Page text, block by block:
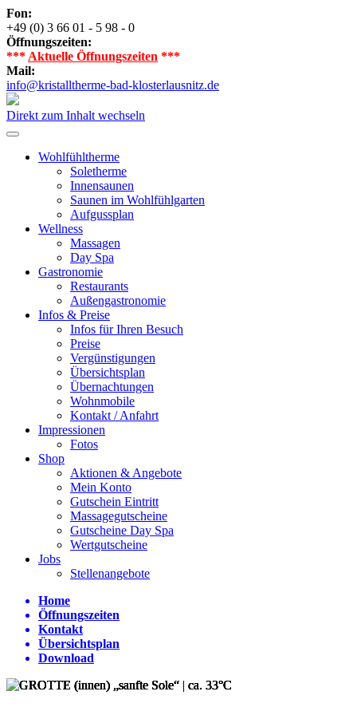
Fon:
+49 (0) 3 66 01 - 5 98 - 0
Öffnungszeiten:
*** Aktuelle Öffnungszeiten ***
Mail:
info@kristalltherme-bad-klosterlausnitz.de
Direkt zum Inhalt wechseln
Wohlfühltherme
Soletherme
Innensaunen
Saunen im Wohlfühlgarten
Aufgussplan
Wellness
Massagen
Day Spa
Gastronomie
Restaurants
Außengastronomie
Infos & Preise
Infos für Ihren Besuch
Preise
Vergünstigungen
Übersichtsplan
Übernachtungen
Wohnmobile
Kontakt / Anfahrt
Impressionen
Fotos
Shop
Aktionen & Angebote
Mein Konto
Gutschein Eintritt
Massagegutscheine
Gutscheine Day Spa
Wertgutscheine
Jobs
Stellenangebote
Home
Öffnungszeiten
Kontakt
Übersichtsplan
Download